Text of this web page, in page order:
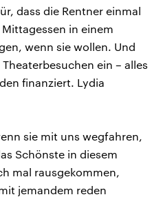
dass die Rentner einmal
in einem
wenn sie wollen. Und
ein – alles
finanziert. Lydia
sie mit uns wegfahren,
Schönste in diesem
mal rausgekommen,
jemandem reden